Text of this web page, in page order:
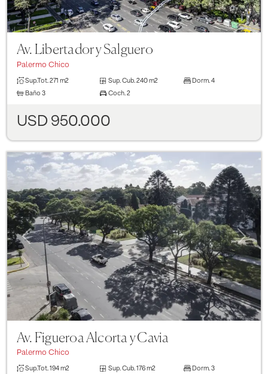
Av. Libertador y Salguero
Palermo Chico
Sup.Tot. 271 m2 Sup. Cub. 240 m2 Dorm. 4
Baño 3 Coch. 2
USD 950.000
Previous Next
Av. Figueroa Alcorta y Cavia
Palermo Chico
Sup.Tot. 194 m2 Sup. Cub. 176 m2 Dorm. 3